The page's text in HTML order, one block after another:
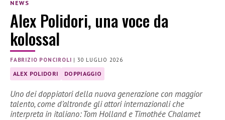
NEWS
Alex Polidori, una voce da
kolossal
FABRIZIO PONCIROLI | 30 LUGLIO 2026
ALEX POLIDORI DOPPIAGGIO
Uno dei doppiatori della nuova generazione con maggior
talento, come d’altronde gli attori internazionali che
interpreta in italiano: Tom Holland e Timothée Chalamet